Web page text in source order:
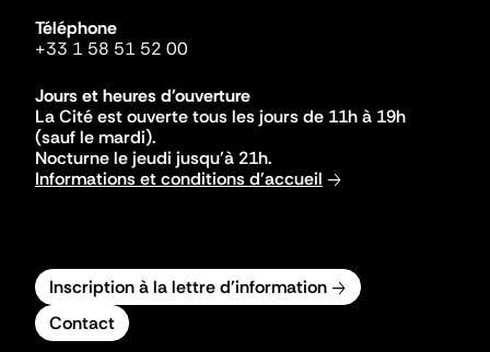
Téléphone
+33 1 58 51 52 00
Jours et heures d'ouverture
La Cité est ouverte tous les jours de 11h à 19h
(sauf le mardi).
Nocturne le jeudi jusqu'à 21h.
Informations et conditions d'accueil
Inscription à la lettre d'information
Contact